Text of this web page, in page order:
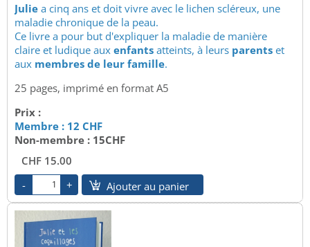
Julie a cinq ans et doit vivre avec le lichen scléreux, une
maladie chronique de la peau.
Ce livre a pour but d'expliquer la maladie de manière
claire et ludique aux enfants atteints, à leurs parents et
aux membres de leur famille.
25 pages, imprimé en format A5
Prix :
Membre : 12 CHF
Non-membre : 15CHF
CHF 15.00
Ajouter au panier